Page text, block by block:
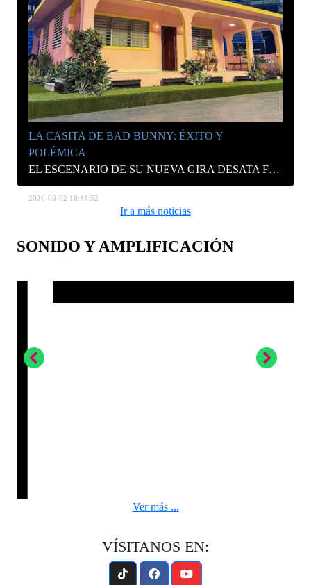
LA CASITA DE BAD BUNNY: ÉXITO Y
POLÉMICA
EL ESCENARIO DE SU NUEVA GIRA DESATA FUERTES CRÍTICAS DE LOS FANS Y UNA DEMANDA DE 6 MILLONES DE DÓLARES.
2026-06-02 18:41:52
Ir a más noticias
SONIDO Y AMPLIFICACIÓN
Ver más ...
VÍSITANOS EN: